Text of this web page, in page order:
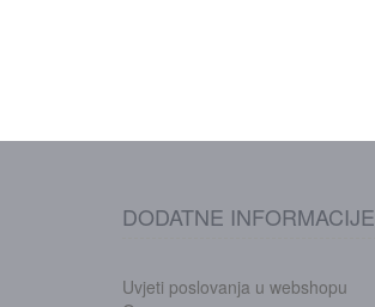
DODATNE INFORMACIJE
Uvjeti poslovanja u webshopu